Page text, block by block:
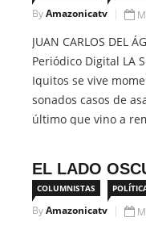
ByAmazonicatv
JUAN CARLOS DEL
Periódico Digital LA
Iquitos se vive
sonados casos de
último que vino a
CONTINUE READING
COLUMNISTAS
EL LADO
ByAmazonicatv